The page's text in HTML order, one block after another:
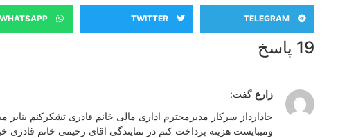
TELEGRAM
TWITTER
WHATSAPP
19 پاسخ
زارع گفت:
جادارداز سرکار مدیرمحترم اداری مالی خانم قادری تشکرکنم
ومیبایست هزینه پرداخت کنم در نمایندگی اقای رحیمی خانم قادری